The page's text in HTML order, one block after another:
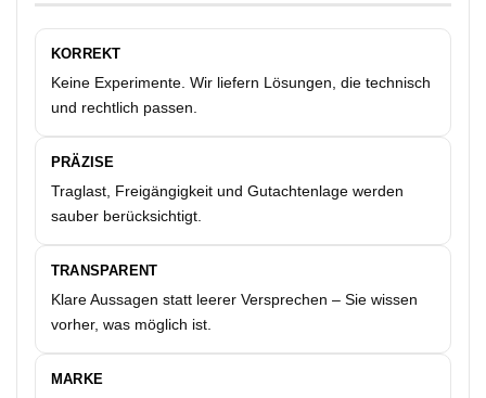
KORREKT
Keine Experimente. Wir liefern Lösungen, die technisch
und rechtlich passen.
PRÄZISE
Traglast, Freigängigkeit und Gutachtenlage werden
sauber berücksichtigt.
TRANSPARENT
Klare Aussagen statt leerer Versprechen – Sie wissen
vorher, was möglich ist.
MARKE